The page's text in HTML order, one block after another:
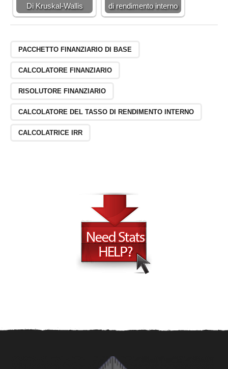
Di Kruskal-Wallis
di rendimento interno
PACCHETTO FINANZIARIO DI BASE
CALCOLATORE FINANZIARIO
RISOLUTORE FINANZIARIO
CALCOLATORE DEL TASSO DI RENDIMENTO INTERNO
CALCOLATRICE IRR